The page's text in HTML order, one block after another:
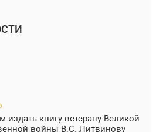
книгу ветерану Великой
войны В.С. Литвинову